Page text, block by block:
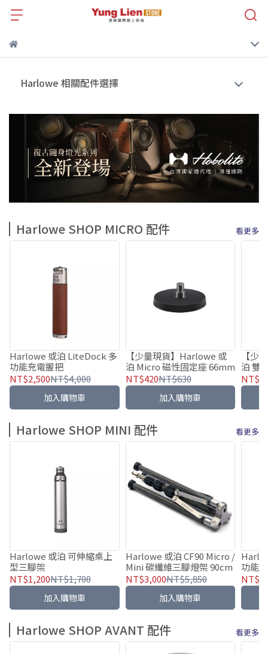
Harlowe 相關配件選擇
Harlowe SHOP MICRO 配件 看更多
Harlowe 或泊 LiteDock 多
功能充電握把
NT$2,500NT$4,000
加入購物車
【少量現貨】Harlowe 或
泊 Micro 磁性固定座 66mm
NT$420NT$630
加入購物車
【少
泊 雙
Harlowe SHOP MINI 配件 看更多
Harlowe 或泊 可伸縮桌上
型三腳架
NT$1,200NT$1,700
加入購物車
Harlowe 或泊 CF90 Micro /
Mini 碳纖維三腳燈架 90cm
NT$3,000NT$5,850
加入購物車
功能
Harlowe SHOP AVANT 配件 看更多